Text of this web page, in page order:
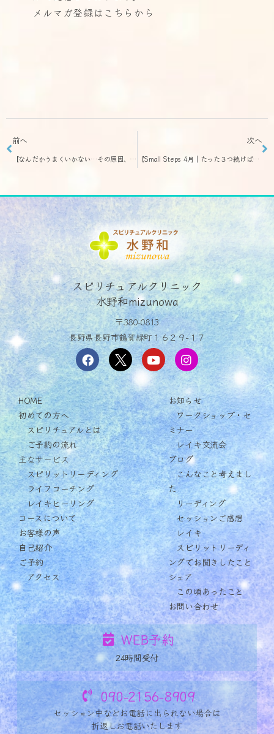
メルマガ登録はこちらから
前へ
【なんだかうまくいかない…その原因、“地に足がついていない”ことかもしれません – happy通信 3月18日106号】焦り・不安・停滞…それは“エネルギーの土台”が整っていないサイン
次へ
【Small Steps 4月｜たった３つ続けばいい理由 – happy通信 3月31日108号】
スピリチュアルクリニック
水野和mizunowa
〒380-0813
長野県長野市鶴賀緑町１６２９−１７
HOME
初めての方へ
スピリチュアルとは
ご予約の流れ
主なサービス
スピリットリーディング
ライフコーチング
レイキヒーリング
コースについて
お客様の声
自己紹介
ご予約
アクセス
お知らせ
ワークショップ・セ
ミナー
レイキ交流会
ブログ
こんなこと考えまし
た
リーディング
セッションご感想
レイキ
スピリットリーディ
ングでお聞きしたこと
シェア
この頃あったこと
お問い合わせ
WEB予約
24時間受付
090-2156-8909
セッション中などお電話に出られない場合は
折返しお電話いたします